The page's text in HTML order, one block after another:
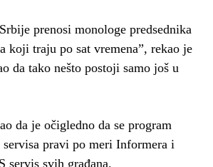
prenosi monologe predsednika
koji traju po sat vremena”, rekao je
da tako nešto postoji samo još u
da je očigledno da se program
pravi po meri Informera i
servis svih građana.